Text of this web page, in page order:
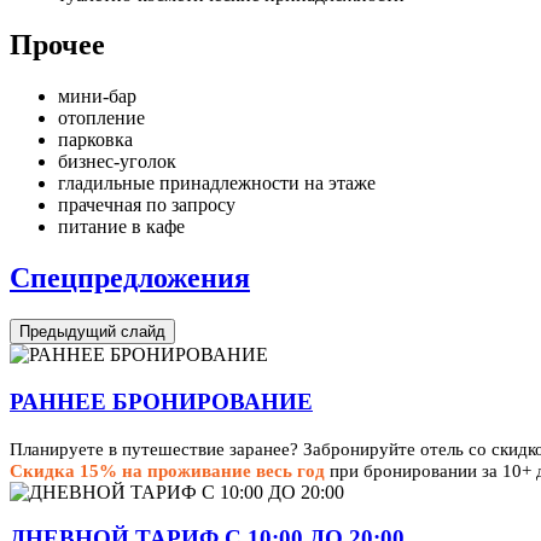
Прочее
мини-бар
отопление
парковка
бизнес-уголок
гладильные принадлежности на этаже
прачечная по запросу
питание в кафе
Спецпредложения
Предыдущий слайд
РАННЕЕ БРОНИРОВАНИЕ
Планируете в путешествие заранее? Забронируйте отель со
Скидка 15% на проживание весь год при бронировании за 10+